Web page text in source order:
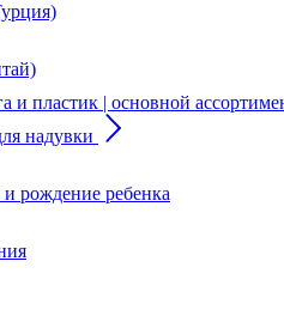
пластик | основной
надувки
и рождение ребенка